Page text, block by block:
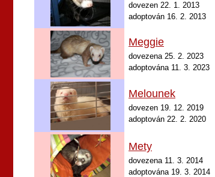
dovezen 22. 1. 2013
adoptován 16. 2. 2013
Meggie
dovezena 25. 2. 2023
adoptována 11. 3. 2023
Melounek
dovezen 19. 12. 2019
adoptován 22. 2. 2020
Mety
dovezena 11. 3. 2014
adoptována 19. 3. 2014